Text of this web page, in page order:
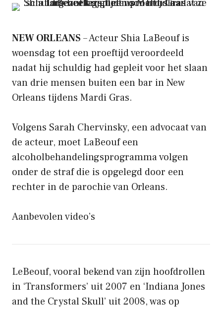
NEW ORLEANS – Acteur Shia LaBeouf is
woensdag tot een proeftijd veroordeeld
nadat hij schuldig had gepleit voor het slaan
van drie mensen buiten een bar in New
Orleans tijdens Mardi Gras.
Volgens Sarah Chervinsky, een advocaat van
de acteur, moet LaBeouf een
alcoholbehandelingsprogramma volgen
onder de straf die is opgelegd door een
rechter in de parochie van Orleans.
Aanbevolen video’s
LeBeouf, vooral bekend van zijn hoofdrollen
in ‘Transformers’ uit 2007 en ‘Indiana Jones
and the Crystal Skull’ uit 2008, was op